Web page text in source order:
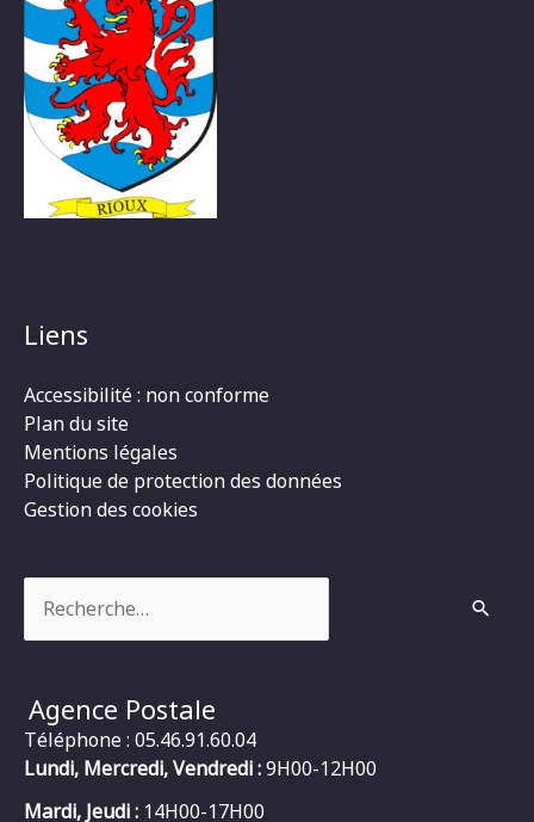
Liens
Accessibilité : non conforme
Plan du site
Mentions légales
Politique de protection des données
Gestion des cookies
Agence Postale
Téléphone : 05.46.91.60.04
Lundi, Mercredi, Vendredi :9H00-12H00
Mardi, Jeudi : 14H00-17H00